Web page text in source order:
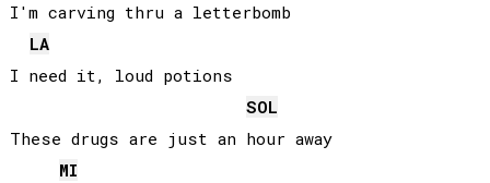
I'm carving thru a letterbomb
LA
I need it, loud potions
SOL
These drugs are just an hour away
MI